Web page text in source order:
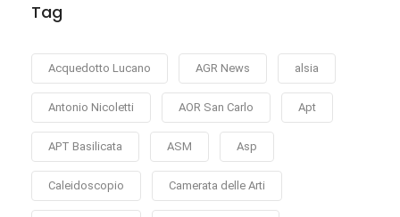
Tag
Acquedotto Lucano AGR News alsia
Antonio Nicoletti AOR San Carlo Apt
APT Basilicata ASM Asp
Caleidoscopio Camerata delle Arti